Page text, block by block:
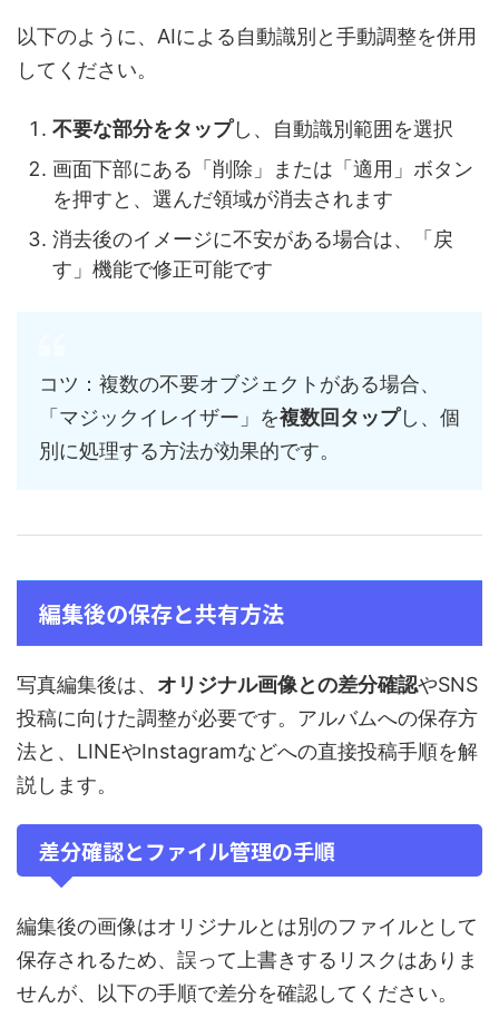
以下のように、AIによる自動識別と手動調整を併用
してください。
不要な部分をタップし、自動識別範囲を選択
画面下部にある「削除」または「適用」ボタン
を押すと、選んだ領域が消去されます
消去後のイメージに不安がある場合は、「戻
す」機能で修正可能です
コツ：複数の不要オブジェクトがある場合、
「マジックイレイザー」を複数回タップし、個
別に処理する方法が効果的です。
編集後の保存と共有方法
写真編集後は、 オリジナル画像との差分確認やSNS
投稿に向けた調整が必要です。アルバムへの保存方
法と、LINEやInstagramなどへの直接投稿手順を解
説します。
差分確認とファイル管理の手順
編集後の画像はオリジナルとは別のファイルとして
保存されるため、誤って上書きするリスクはありま
せんが、以下の手順で差分を確認してください。